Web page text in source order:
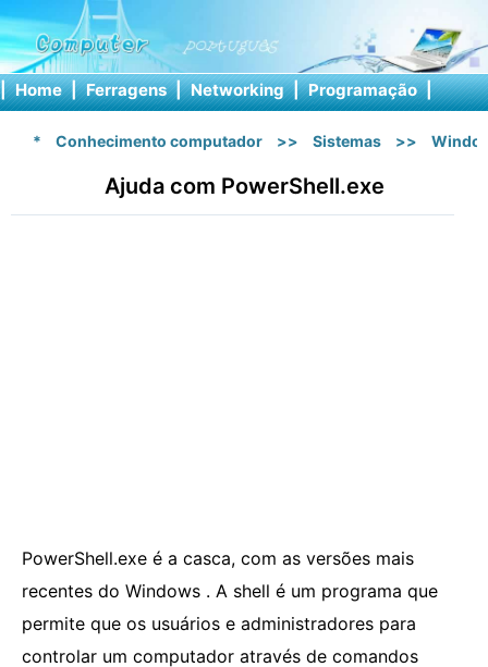
| Home | Ferragens | Networking | Programação |
* Conhecimento computador >> Sistemas >>
Ajuda com PowerShell.exe
PowerShell.exe é a casca, com as versões mais
recentes do Windows . A shell é um programa que
permite que os usuários e administradores para
controlar um computador através de comandos